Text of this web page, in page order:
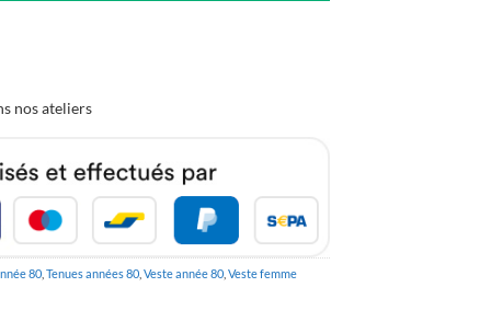
nos ateliers
80 Tenues années 80 Veste année 80 Veste femme